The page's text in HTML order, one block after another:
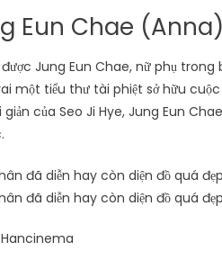
Eun Chae (Anna)
Jung Eun Chae, nữ phụ
một tiểu thư tài phiệt sở hữu
của Seo Ji Hye, Jung Eun
Hancinema